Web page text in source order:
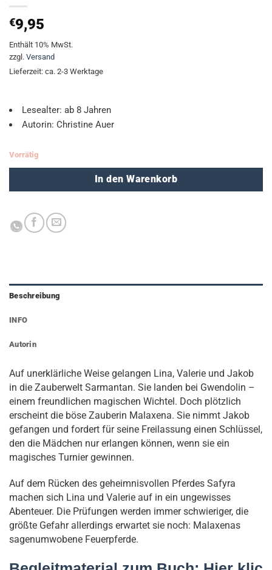
€9,95
Enthält 10% MwSt.
zzgl. Versand
Lieferzeit: ca. 2-3 Werktage
Lesealter: ab 8 Jahren
Autorin: Christine Auer
Vorrätig
In den Warenkorb
Beschreibung
INFO
Autorin
Auf unerklärliche Weise gelangen Lina, Valerie und Jakob
in die Zauberwelt Sarmantan. Sie landen bei Gwendolin –
einem freundlichen magischen Wichtel. Doch plötzlich
erscheint die böse Zauberin Malaxena. Sie nimmt Jakob
gefangen und fordert für seine Freilassung einen Schlüssel,
den die Mädchen nur erlangen können, wenn sie ein
magisches Turnier gewinnen.
Auf dem Rücken des geheimnisvollen Pferdes Safyra
machen sich Lina und Valerie auf in ein ungewisses
Abenteuer. Die Prüfungen werden immer schwieriger, die
größte Gefahr allerdings erwartet sie noch: Malaxenas
sagenumwobene Feuerpferde.